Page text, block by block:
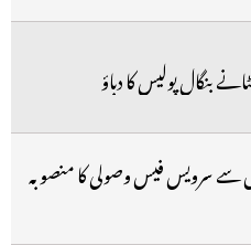
بنگال پولیس کا دباؤ
سے سرویس فیس وصولی کا منصوبہ